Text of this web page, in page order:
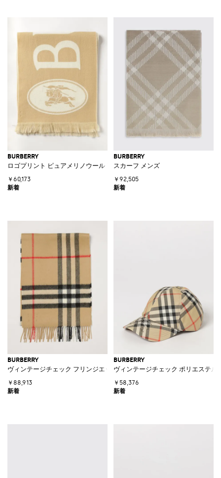
BURBERRY
ロゴプリント ピュアメリノウール フリンジヘムスカーフ
￥60,173
BURBERRY
スカーフ メンズ
￥92,505
BURBERRY
ヴィンテージチェック フリンジエッジ付き ピュアカシミアスカーフ
￥88,913
BURBERRY
ヴィンテージチェック ポリエステ
￥58,376